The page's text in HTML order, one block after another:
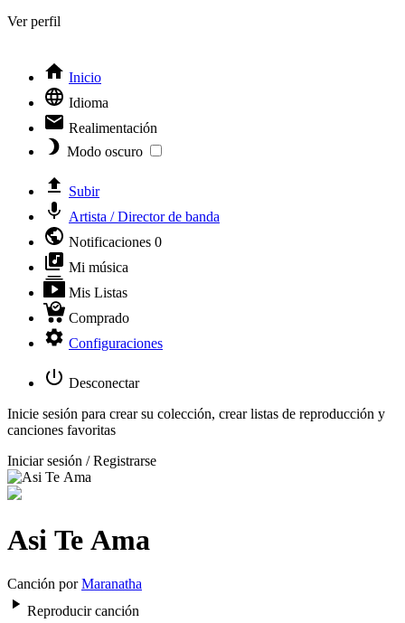
Ver perfil
Inicio
Idioma
Realimentación
Modo oscuro
Subir
Artista / Director de banda
Notificaciones 0
Mi música
Mis Listas
Comprado
Configuraciones
Desconectar
Inicie sesión para crear su colección, crear listas de reproducción y
canciones favoritas
Iniciar sesión / Registrarse
Asi Te Ama
Canción porMaranatha
Reproducir canción